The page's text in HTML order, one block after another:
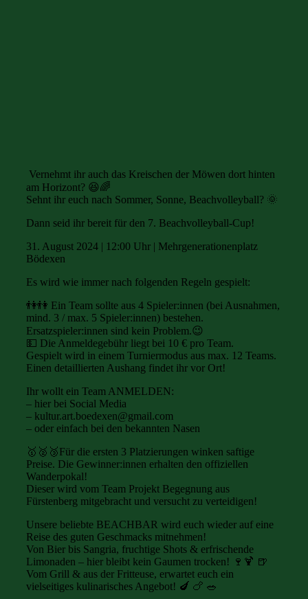
Vernehmt ihr auch das Kreischen der Möwen dort hinten
am Horizont? 😆🌈
Sehnt ihr euch nach Sommer, Sonne, Beachvolleyball? 🌞
Dann seid ihr bereit für den 7. Beachvolleyball-Cup!
31. August 2024 | 12:00 Uhr | Mehrgenerationenplatz
Bödexen
Es wird wie immer nach folgenden Regeln gespielt:
👫👫 Ein Team sollte aus 4 Spieler:innen (bei Ausnahmen,
mind. 3 / max. 5 Spieler:innen) bestehen.
Ersatzspieler:innen sind kein Problem.😉
💵 Die Anmeldegebühr liegt bei 10 € pro Team.
Gespielt wird in einem Turniermodus aus max. 12 Teams.
Einen detaillierten Aushang findet ihr vor Ort!
Ihr wollt ein Team ANMELDEN:
– hier bei Social Media
– kultur.art.boedexen@gmail.com
– oder einfach bei den bekannten Nasen
🥇🥈🥉Für die ersten 3 Platzierungen winken saftige
Preise. Die Gewinner:innen erhalten den offiziellen
Wanderpokal!
Dieser wird vom Team Projekt Begegnung aus
Fürstenberg mitgebracht und versucht zu verteidigen!
Unsere beliebte BEACHBAR wird euch wieder auf eine
Reise des guten Geschmacks mitnehmen!
Von Bier bis Sangria, fruchtige Shots & erfrischende
Limonaden – hier bleibt kein Gaumen trocken! 🍷🍹 🍺
Vom Grill & aus der Fritteuse, erwartet euch ein
vielseitiges kulinarisches Angebot! 🍆 🍗 🥗